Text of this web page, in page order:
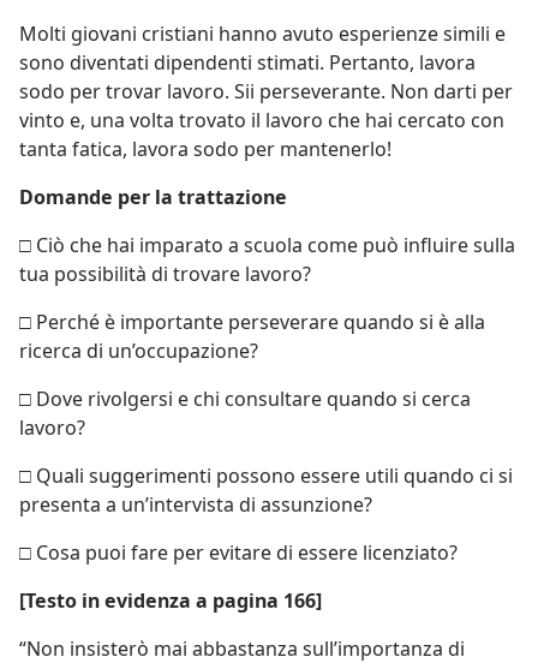
Molti giovani cristiani hanno avuto esperienze simili e
sono diventati dipendenti stimati. Pertanto, lavora
sodo per trovar lavoro. Sii perseverante. Non darti per
vinto e, una volta trovato il lavoro che hai cercato con
tanta fatica, lavora sodo per mantenerlo!
Domande per la trattazione
□ Ciò che hai imparato a scuola come può influire sulla
tua possibilità di trovare lavoro?
□ Perché è importante perseverare quando si è alla
ricerca di un’occupazione?
□ Dove rivolgersi e chi consultare quando si cerca
lavoro?
□ Quali suggerimenti possono essere utili quando ci si
presenta a un’intervista di assunzione?
□ Cosa puoi fare per evitare di essere licenziato?
[Testo in evidenza a pagina 166]
“Non insisterò mai abbastanza sull’importanza di